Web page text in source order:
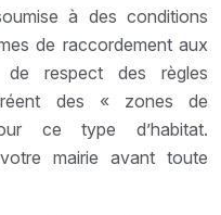
à des conditions
de raccordement aux
respect des règles
des « zones de
ce type d’habitat.
mairie avant toute